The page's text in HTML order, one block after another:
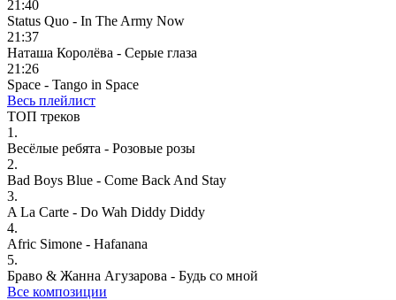
21:40
Status Quo - In The Army Now
21:37
Наташа Королёва - Серые глаза
21:26
Space - Tango in Space
Весь плейлист
ТОП треков
1.
Весёлые ребята - Розовые розы
2.
Bad Boys Blue - Come Back And Stay
3.
A La Carte - Do Wah Diddy Diddy
4.
Afric Simone - Hafanana
5.
Браво & Жанна Агузарова - Будь со мной
Все композиции